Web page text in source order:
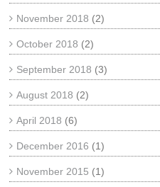
November 2018 (2)
October 2018 (2)
September 2018 (3)
August 2018 (2)
April 2018 (6)
December 2016 (1)
November 2015 (1)